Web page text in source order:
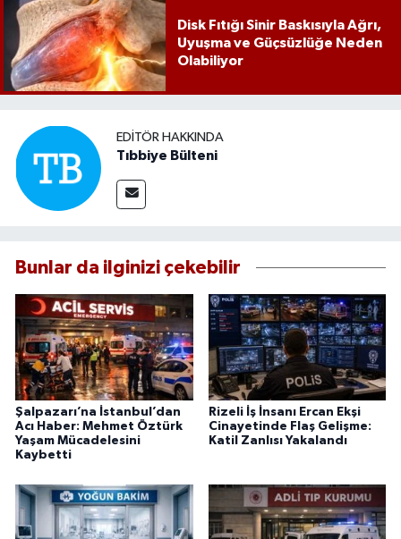
Disk Fıtığı Sinir Baskısıyla Ağrı,
Uyuşma ve Güçsüzlüğe Neden
Olabiliyor
EDITÖR HAKKINDA
Tıbbiye Bülteni
Bunlar da ilginizi çekebilir
Şalpazarı’na İstanbul’dan
Acı Haber: Mehmet Öztürk
Yaşam Mücadelesini
Kaybetti
Rizeli İş İnsanı Ercan Ekşi
Cinayetinde Flaş Gelişme:
Katil Zanlısı Yakalandı